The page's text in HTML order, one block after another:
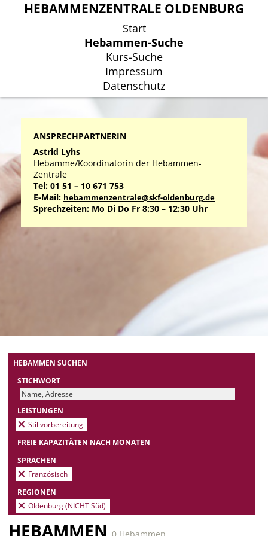
HEBAMMENZENTRALE OLDENBURG
Start
Hebammen-Suche
Kurs-Suche
Impressum
Datenschutz
HEBAMMENZENTRALE OLDENBURG
Start
Hebammen-Suche
Kurs-Suche
Impressum
Datenschutz
ANSPRECHPARTNERIN
Astrid Lyhs
Hebamme/Koordinatorin der Hebammen-
Zentrale
Tel: 01 51 – 10 671 753
E-Mail: hebammenzentrale@skf-oldenburg.de
Sprechzeiten: Mo Di Do Fr 8:30 – 12:30 Uhr
HEBAMMEN SUCHEN
STICHWORT
LEISTUNGEN
Stillvorbereitung
FREIE KAPAZITÄTEN NACH MONATEN
SPRACHEN
Französisch
REGIONEN
Oldenburg (NICHT Süd)
HEBAMMEN